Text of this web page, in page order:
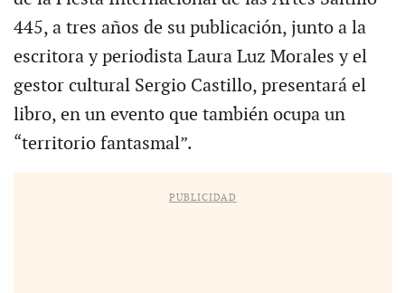
445, a tres años de su publicación, junto a la
escritora y periodista Laura Luz Morales y el
gestor cultural Sergio Castillo, presentará el
libro, en un evento que también ocupa un
“territorio fantasmal”.
PUBLICIDAD